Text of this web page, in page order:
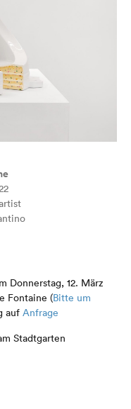
Donnerstag, 12. März
Fontaine (Bitte um
auf Anfrage
Stadtgarten